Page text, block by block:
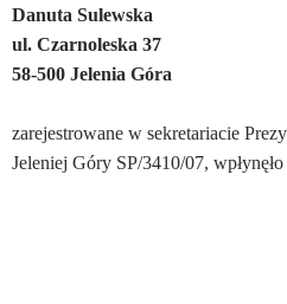
Danuta Sulewska
ul. Czarnoleska 37
58-500 Jelenia Góra
zarejestrowane w sekretariacie
Jeleniej Góry SP/3410/07,